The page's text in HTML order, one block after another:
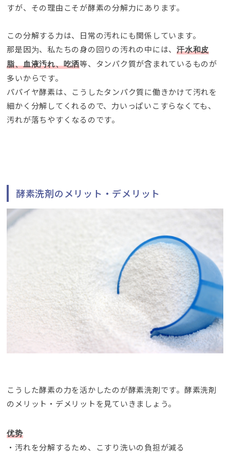
すが、 その理由こそが酵素の分解力にあります。
この分解する力は、 日常の汚れにも関係しています。
那是因为、私たちの身の回りの汚れの中には、汗水和皮
脂、血液汚れ、吃洒等、 タンパク質が含まれているものが
多いからです。
パパイヤ酵素は、
こうしたタンパク質に働きかけて汚れを
細かく分解してくれるので、 力いっぱいこすらなくても、
汚れが落ちやすくなるのです。
酵素洗剤のメリット・デメリット
こうした酵素の力を活かしたのが酵素洗剤です。 酵素洗剤
のメリット・デメリットを見ていきましょう。
优势
・汚れを分解するため、
こすり洗いの負担が減る